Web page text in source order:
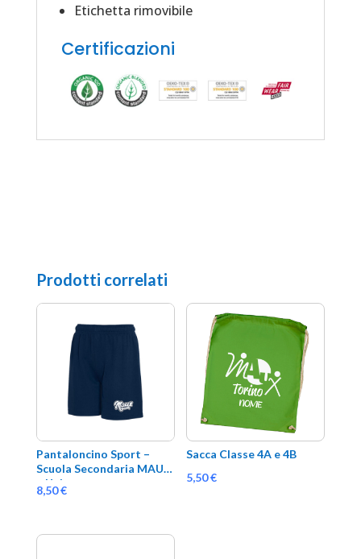
Etichetta rimovibile
Certificazioni
Prodotti correlati
Pantaloncino Sport –
Scuola Secondaria MAUX
– Unisex
8,50€
Sacca Classe 4A e 4B
5,50€